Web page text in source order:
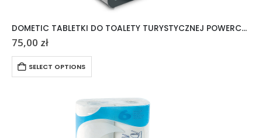
DOMETIC TABLETKI DO TOALETY TURYSTYCZNEJ POWERCARE TABS 20 SZTUK
75,00 zł
SELECT OPTIONS